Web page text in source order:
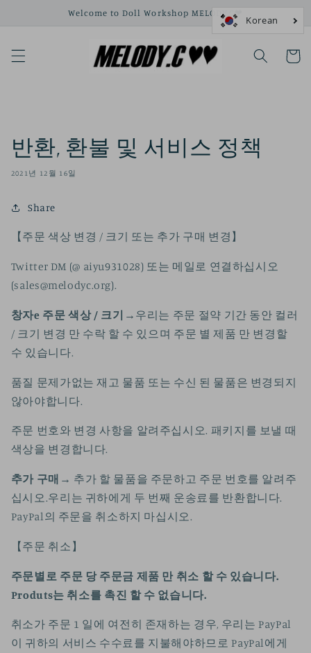
뛰기
Welcome to Doll Workshop MELODY.C❤
카
트
반환, 환불 및 서비스 정책
2021년 12월 16일
Share
【주문 색상 변경 / 크기 또는 추가 구매 변경】
Twitter DM (@ aiyu931028) 또는 메일로 연결하십시오
(sales@melodyc.org).
창자e 주문 색상 / 크기 → 우리는 주문 절약 기간 동안 컬러
/ 크기 변경 만 수락 할 수 있으며 주문 별 제품 만 변경할
수 있습니다.
품질 문제가없는 재고 물품 또는 수신 된 물품은 변경되지
않아야합니다.
주문 번호와 변경 사항을 알려주십시오. 패키지를 보낼 때
색상을 변경합니다.
추가 구매 → 추가 할 물품을 주문하고 주문 번호를 알려주
십시오.우리는 귀하에게 두 번째 운송료를 반환합니다.
PayPal의 주문을 취소하지 마십시오.
【주문 취소】
주문별로 주문 당 주문금 제품 만 취소 할 수 있습니다.
Produts는 취소를 촉진 할 수 없습니다.
취소가 주문 1 일에 여전히 존재하는 경우, 우리는 PayPal
이 귀하의 서비스 수수료를 지불해야하므로 PayPal에게